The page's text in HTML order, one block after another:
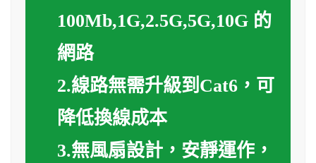
100Mb,1G,2.5G,5G,10G 的
網路
2.線路無需升級到Cat6，可
降低換線成本
3.無風扇設計，安靜運作，